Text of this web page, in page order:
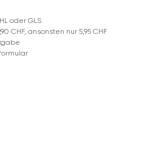
oder GLS
CHF, ansonsten nur 5,95 CHF